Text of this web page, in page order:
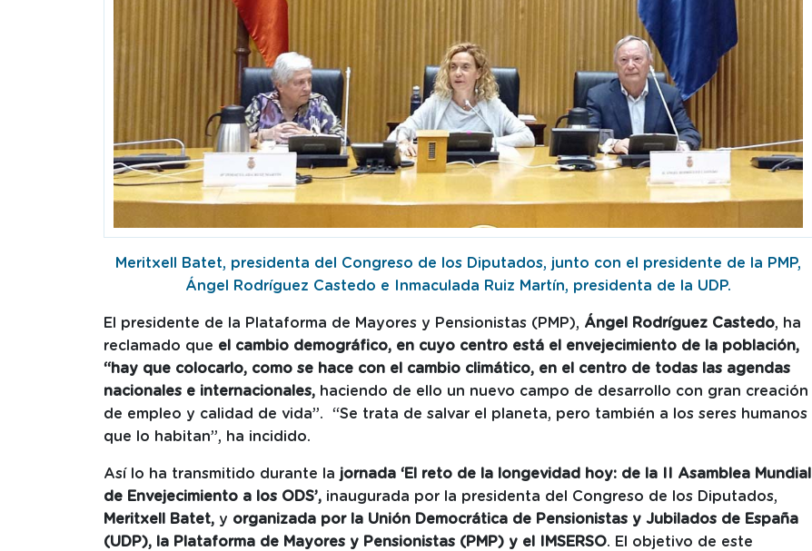
Meritxell Batet, presidenta del Congreso de los Diputados, junto con el presidente de la PMP,
Ángel Rodríguez Castedo e Inmaculada Ruiz Martín, presidenta de la UDP.
El presidente de la Plataforma de Mayores y Pensionistas (PMP), Ángel Rodríguez Castedo, ha
reclamado que el cambio demográfico, en cuyo centro está el envejecimiento de la población,
“hay que colocarlo, como se hace con el cambio climático, en el centro de todas las agendas
nacionales e internacionales, haciendo de ello un nuevo campo de desarrollo con gran creación
de empleo y calidad de vida”. “Se trata de salvar el planeta, pero también a los seres humanos
que lo habitan”, ha incidido.
Así lo ha transmitido durante la jornada ‘El reto de la longevidad hoy: de la II Asamblea Mundial
de Envejecimiento a los ODS’, inaugurada por la presidenta del Congreso de los Diputados,
Meritxell Batet, y organizada por la Unión Democrática de Pensionistas y Jubilados de España
(UDP), la Plataforma de Mayores y Pensionistas (PMP) y el IMSERSO. El objetivo de este